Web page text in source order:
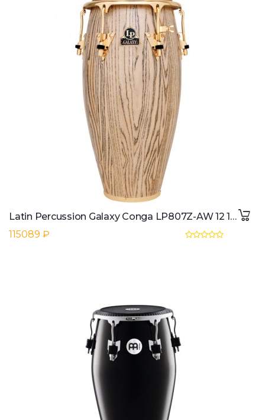
Latin Percussion Galaxy Conga LP807Z-AW 12 1/2" Tumba,Natural,Giovanni
115089 ₽